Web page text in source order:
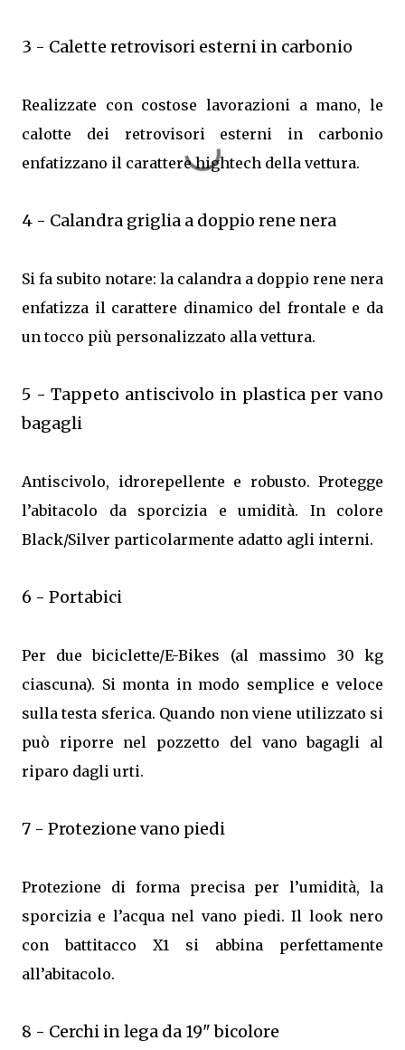
3 - Calette retrovisori esterni in carbonio
Realizzate con costose lavorazioni a mano, le
calotte dei retrovisori esterni in carbonio
enfatizzano il carattere hightech della vettura.
4 - Calandra griglia a doppio rene nera
Si fa subito notare: la calandra a doppio rene nera
enfatizza il carattere dinamico del frontale e da
un tocco più personalizzato alla vettura.
5 - Tappeto antiscivolo in plastica per vano
bagagli
Antiscivolo, idrorepellente e robusto. Protegge
l’abitacolo da sporcizia e umidità. In colore
Black/Silver particolarmente adatto agli interni.
6 - Portabici
Per due biciclette/E-Bikes (al massimo 30 kg
ciascuna). Si monta in modo semplice e veloce
sulla testa sferica. Quando non viene utilizzato si
può riporre nel pozzetto del vano bagagli al
riparo dagli urti.
7 - Protezione vano piedi
Protezione di forma precisa per l’umidità, la
sporcizia e l’acqua nel vano piedi. Il look nero
con battitacco X1 si abbina perfettamente
all’abitacolo.
8 - Cerchi in lega da 19" bicolore